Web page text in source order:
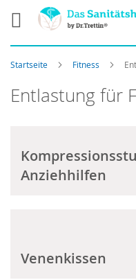
Startseite Fitness
Entlastung für
Anziehhilfen
Venenkissen